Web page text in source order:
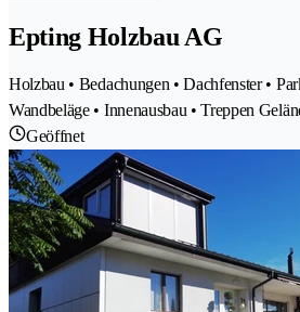
Epting Holzbau AG
Holzbau • Bedachungen • Dachfenster •
Wandbeläge • Innenausbau • Treppen
Geöffnet